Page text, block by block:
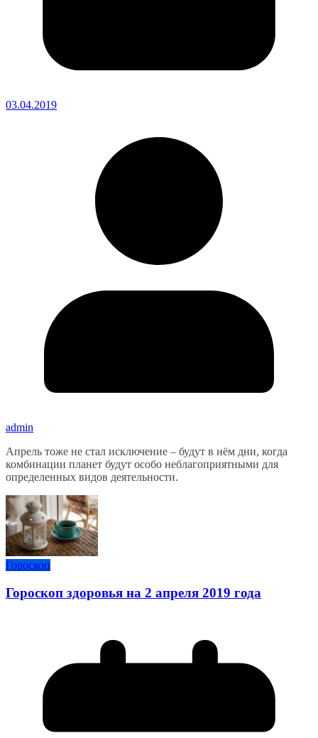
03.04.2019
admin
Апрель тоже не стал исключение – будут в нём дни, когда
комбинации планет будут особо неблагоприятными для
определенных видов деятельности.
Гороскоп
Гороскоп здоровья на 2 апреля 2019 года